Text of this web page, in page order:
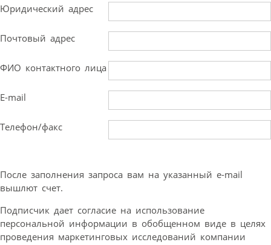
Юридический адрес
Почтовый адрес
ФИО контактного лица
E-mail
Телефон/факс
После заполнения запроса вам на указанный e-mail
вышлют счет.
Подписчик дает согласие на использование
персональной информации в обобщенном виде в целях
проведения маркетинговых исследований компании